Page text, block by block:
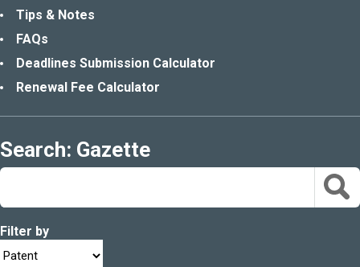
Tips & Notes
FAQs
Deadlines Submission Calculator
Renewal Fee Calculator
Search: Gazette
Filter by